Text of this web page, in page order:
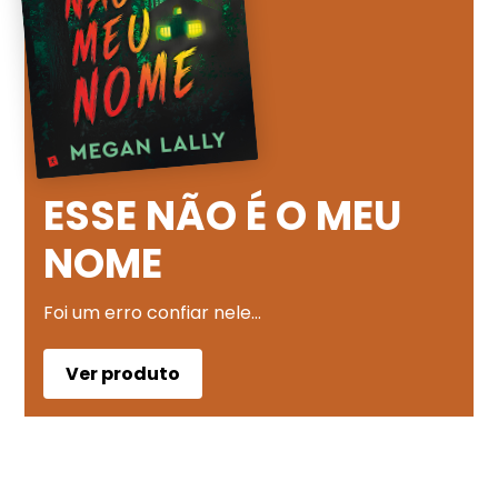
ESSE NÃO É O MEU
NOME
Foi um erro confiar nele…
Ver produto